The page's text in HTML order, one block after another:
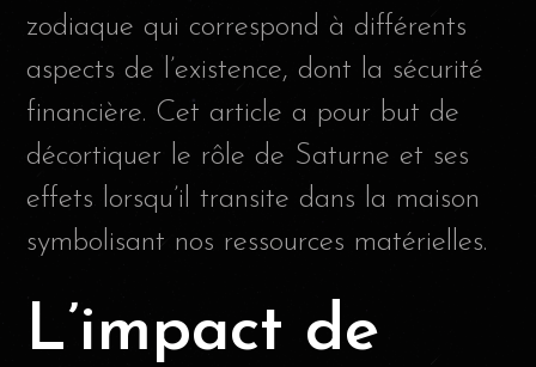
zodiaque qui correspond à différents
aspects de l’existence, dont la sécurité
financière. Cet article a pour but de
décortiquer le rôle de Saturne et ses
effets lorsqu’il transite dans la maison
symbolisant nos ressources matérielles.
L’impact de